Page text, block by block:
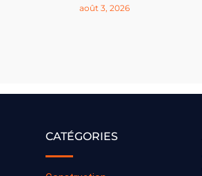
août 3, 2026
CATÉGORIES